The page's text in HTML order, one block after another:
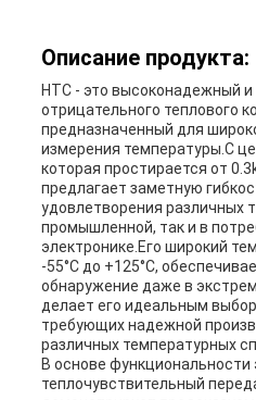
Описание продукта:
НТС - это высоконадежный
отрицательного теплового
предназначенный для
измерения температуры.С
которая простирается от
предлагает заметную
удовлетворения различных
промышленной, так и в
электронике.Его широкий
-55°C до +125°C,
обнаружение даже в
делает его идеальным
требующих надежной
различных температурных
В основе функциональности
теплочувствительный